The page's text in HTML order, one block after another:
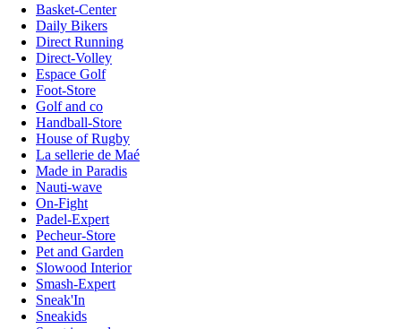
Basket-Center
Daily Bikers
Direct Running
Direct-Volley
Espace Golf
Foot-Store
Golf and co
Handball-Store
House of Rugby
La sellerie de Maé
Made in Paradis
Nauti-wave
On-Fight
Padel-Expert
Pecheur-Store
Pet and Garden
Slowood Interior
Smash-Expert
Sneak'In
Sneakids